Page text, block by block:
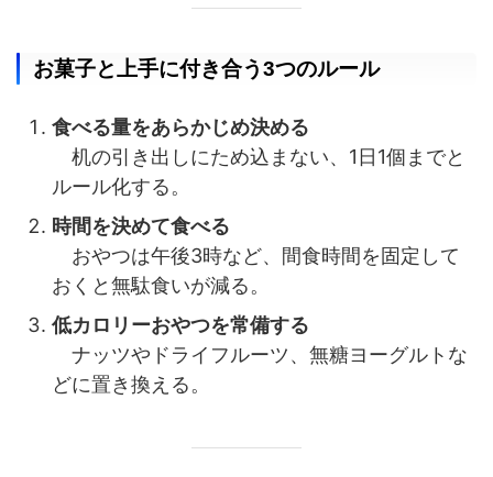
お菓子と上手に付き合う3つのルール
食べる量をあらかじめ決める
机の引き出しにため込まない、1日1個までと
ルール化する。
時間を決めて食べる
おやつは午後3時など、間食時間を固定して
おくと無駄食いが減る。
低カロリーおやつを常備する
ナッツやドライフルーツ、無糖ヨーグルトな
どに置き換える。